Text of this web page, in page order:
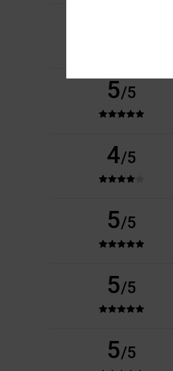
5/5
4/5
5/5
5/5
5/5